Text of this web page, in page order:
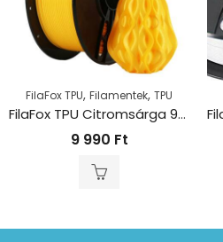
FilaFox TPU, Filamentek, TPU
FilaFox TPU Citromsárga 95A (1000g / 1,75mm)
9 990 Ft